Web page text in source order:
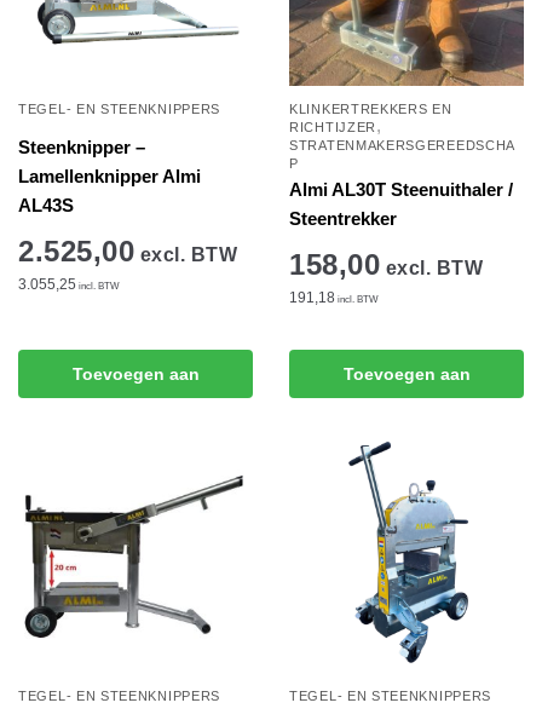
TEGEL- EN STEENKNIPPERS
Steenknipper –
Lamellenknipper Almi
AL43S
2.525,00 excl. BTW
3.055,25 incl. BTW
Toevoegen aan
KLINKERTREKKERS EN
RICHTIJZER ,
STRATENMAKERSGEREEDSCHA
P
Almi AL30T Steenuithaler /
Steentrekker
158,00 excl. BTW
191,18 incl. BTW
Toevoegen aan
TEGEL- EN STEENKNIPPERS TEGEL- EN STEENKNIPPERS